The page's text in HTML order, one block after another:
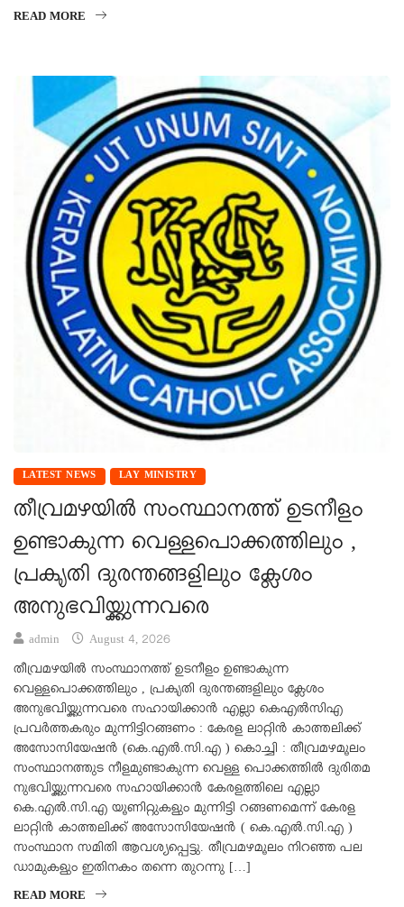
READ MORE
LATEST NEWS LAY MINISTRY
തീവ്രമഴയിൽ സംസ്ഥാനത്ത് ഉടനീളം
ഉണ്ടാകുന്ന വെള്ളപൊക്കത്തിലും ,
പ്രകൃതി ദുരന്തങ്ങളിലും ക്ലേശം
അനുഭവിയ്ക്കുന്നവരെ
admin August 4, 2026
തീവ്രമഴയിൽ സംസ്ഥാനത്ത് ഉടനീളം ഉണ്ടാകുന്ന
വെള്ളപൊക്കത്തിലും , പ്രകൃതി ദുരന്തങ്ങളിലും ക്ലേശം
അനുഭവിയ്ക്കുന്നവരെ സഹായിക്കാൻ എല്ലാ കെഎൽസിഎ
പ്രവർത്തകരും മുന്നിട്ടിറങ്ങണം : കേരള ലാറ്റിൻ കാത്തലിക്ക്
അസോസിയേഷൻ (കെ.എൽ.സി.എ ) കൊച്ചി : തീവ്രമഴമൂലം
സംസ്ഥാനത്തുട നീളമുണ്ടാകുന്ന വെള്ള പൊക്കത്തിൽ ദുരിതമ
നുഭവിയ്ക്കുന്നവരെ സഹായിക്കാൻ കേരളത്തിലെ എല്ലാ
കെ.എൽ.സി.എ യൂണിറ്റുകളും മുന്നിട്ടി റങ്ങണമെന്ന് കേരള
ലാറ്റിൻ കാത്തലിക്ക് അസോസിയേഷൻ ( കെ.എൽ.സി.എ )
സംസ്ഥാന സമിതി ആവശ്യപ്പെട്ടു. തീവ്രമഴമൂലം നിറഞ്ഞ പല
ഡാമുകളും ഇതിനകം തന്നെ തുറന്നു […]
READ MORE